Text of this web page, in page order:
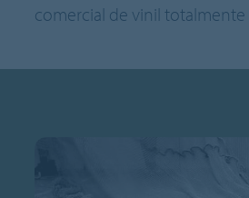
comercial de vinil totalmente